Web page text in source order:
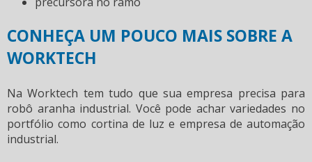
CONHEÇA UM POUCO MAIS SOBRE A
WORKTECH
Na Worktech tem tudo que sua empresa precisa para
robô aranha industrial. Você pode achar variedades no
portfólio como cortina de luz e empresa de automação
industrial.